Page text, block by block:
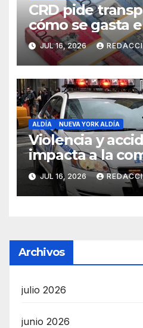
CRD pide
cómo se gasta
Seguro Familiar
JUL 16, 2026
ALDÍA NUEVA YORK ALDÍA
Violencia y
impacta a la
dominicana
JUL 16, 2026
Archivos
julio 2026
junio 2026